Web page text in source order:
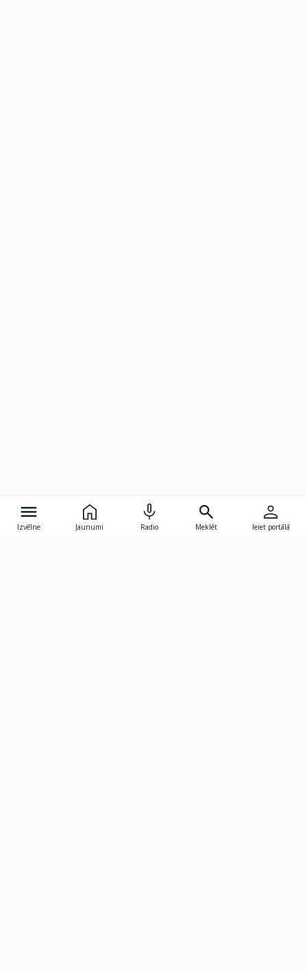
Izvēlne Jaunumi Radio Meklēt Ieiet portālā